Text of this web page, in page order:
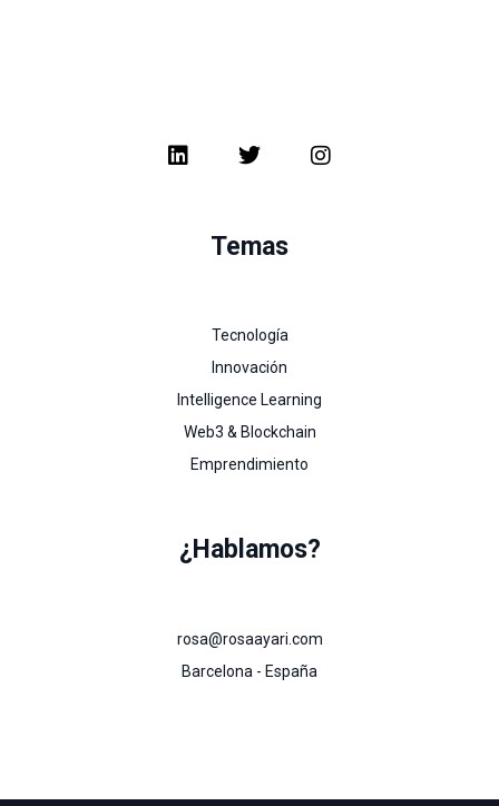
Temas
Tecnología
Innovación
Intelligence Learning
Web3 & Blockchain
Emprendimiento
¿Hablamos?
rosa@rosaayari.com
Barcelona - España